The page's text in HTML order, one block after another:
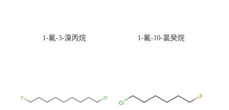
1-氟-3-溴丙烷 1-氟-10-氯癸烷